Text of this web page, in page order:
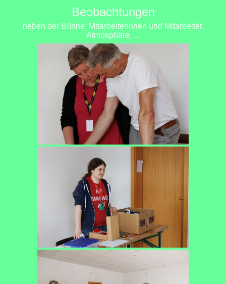
Beobachtungen
neben der Bühne: Mitarbeiterinnen und Mitarbeiter,
Atmosphäre, ...